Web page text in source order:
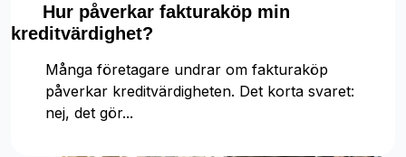
Hur påverkar fakturaköp min
kreditvärdighet?
Många företagare undrar om fakturaköp
påverkar kreditvärdigheten. Det korta svaret:
nej, det gör...